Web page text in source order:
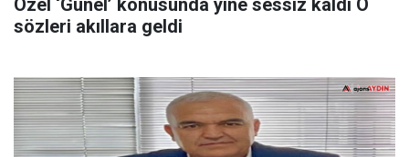
Özel ‘Günel’ konusunda yine sessiz kaldı O
sözleri akıllara geldi